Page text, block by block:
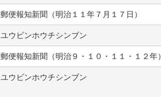
郵便報知新聞（明治１１年７月１７日）
ユウビンホウチシンブン
郵便報知新聞（明治９・１０・１１・１２年）
ユウビンホウチシンブン